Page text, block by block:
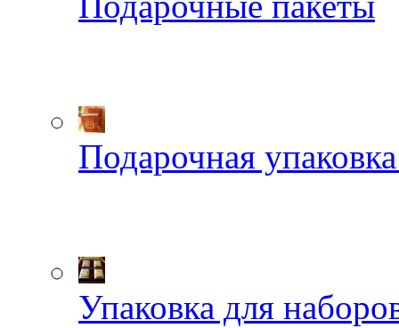
Подарочная
Упаковка для